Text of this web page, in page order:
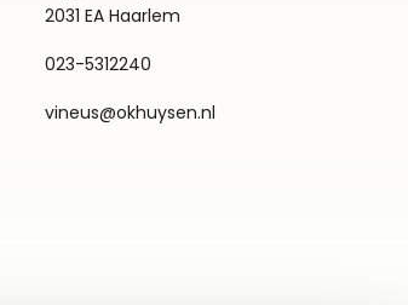
2031 EA Haarlem
023-5312240
vineus@okhuysen.nl